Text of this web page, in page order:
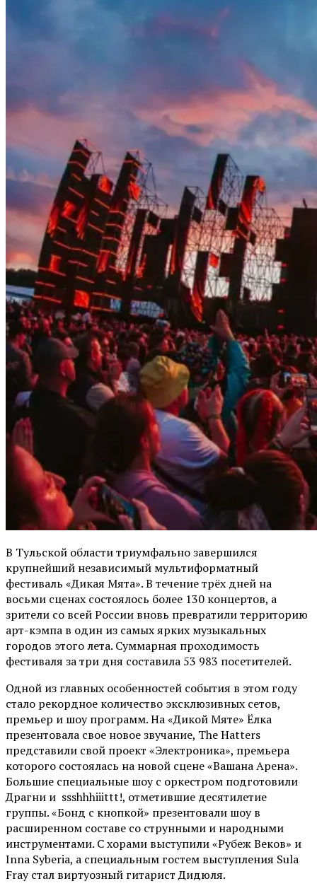
В Тульской области триумфально завершился
крупнейший независимый мультиформатный
фестиваль «Дикая Мята». В течение трёх дней на
восьми сценах состоялось более 130 концертов, а
зрители со всей России вновь превратили территорию
арт-кэмпа в один из самых ярких музыкальных
городов этого лета. Суммарная проходимость
фестиваля за три дня составила 53 983 посетителей.
Одной из главных особенностей события в этом году
стало рекордное количество эксклюзивных сетов,
премьер и шоу программ. На «Дикой Мяте» Ёлка
презентовала свое новое звучание, The Hatters
представили свой проект «Электроника», премьера
которого состоялась на новой сцене «Вашана Арена».
Большие специальные шоу с оркестром подготовили
Драгни и ssshhhiiittt!, отметившие десятилетие
группы. «Бонд с кнопкой» презентовали шоу в
расширенном составе со струнными и народными
инструментами. С хорами выступили «Рубеж Веков» и
Inna Syberia, а специальным гостем выступления Sula
Fray стал виртуозный гитарист Дидюля.